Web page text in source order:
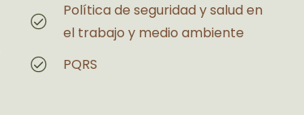
Política de seguridad y salud en
el trabajo y medio ambiente
PQRS